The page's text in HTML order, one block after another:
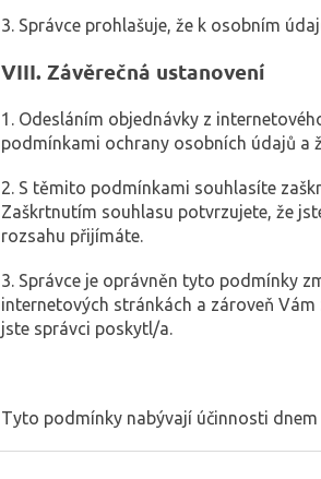
3. Správce prohlašuje, že k osobním
VIII. Závěrečná ustanovení
1. Odesláním objednávky z
podmínkami ochrany osobních údajů a
2. S těmito podmínkami souhlasíte
Zaškrtnutím souhlasu potvrzujete, že
rozsahu přijímáte.
3. Správce je oprávněn tyto podmínky
internetových stránkách a zároveň
jste správci poskytl/a.
Tyto podmínky nabývají účinnosti dnem